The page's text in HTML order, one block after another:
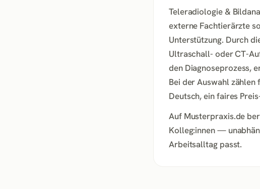
Teleradiologie &
externe Fachtierärzte
Unterstützung. Durch
Ultraschall- oder CT-
den Diagnoseprozess,
Bei der Auswahl
Deutsch, ein faires
Auf Musterpraxis.de
Kolleg:innen —
Arbeitsalltag passt.